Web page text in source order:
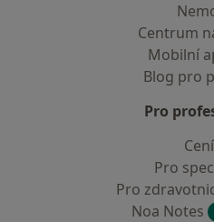
Centrum
Mobilní
Blog pro
Pro
Pro
Pro
Noa Notes